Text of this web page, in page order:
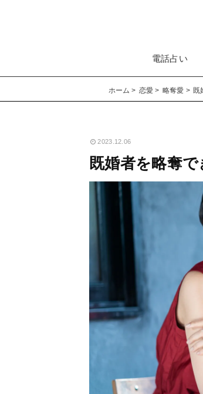
電話占い
ホーム 恋愛 略奪愛 既
2023.12.06
既婚者を略奪